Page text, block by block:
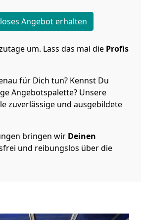
Angebot erhalten
um. Lass das mal die Profis
für Dich tun? Kennst Du
Angebotspalette? Unsere
zuverlässige und ausgebildete
bringen wir Deinen
und reibungslos über die